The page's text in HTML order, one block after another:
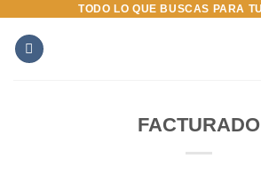
contenido
TODO LO QUE BUSCAS PARA
FACTURADO